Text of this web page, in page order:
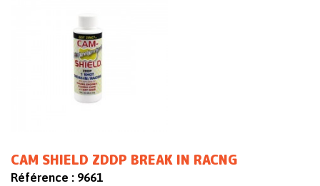
CAM SHIELD ZDDP BREAK IN RACNG
Référence : 9661